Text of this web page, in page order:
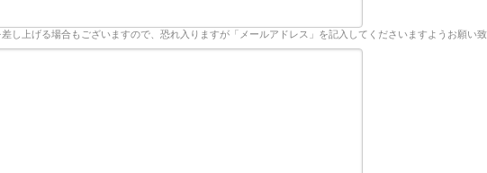
し上げる場合もございますので、恐れ入りますが「メールアドレス」を記入してくださいますようお願い致